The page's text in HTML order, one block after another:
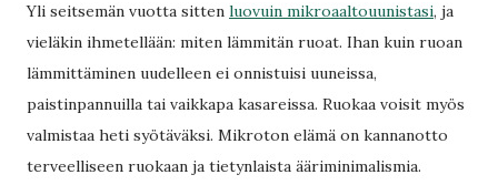
Yli seitsemän vuotta sitten luovuin mikroaaltouunistasi, ja
vieläkin ihmetellään: miten lämmitän ruoat. Ihan kuin ruoan
lämmittäminen uudelleen ei onnistuisi uuneissa,
paistinpannuilla tai vaikkapa kasareissa. Ruokaa voisit myös
valmistaa heti syötäväksi. Mikroton elämä on kannanotto
terveelliseen ruokaan ja tietynlaista ääriminimalismia.